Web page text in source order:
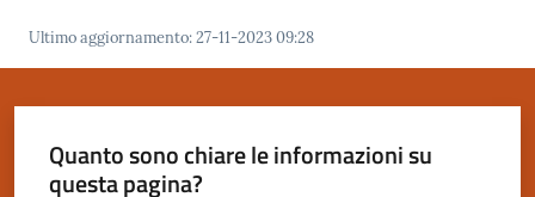
Servizi
Vivere
Dozza
Menu selezionato
Ultimo aggiornamento:27-11-2023 09:28
Quanto sono chiare le informazioni su
questa pagina?